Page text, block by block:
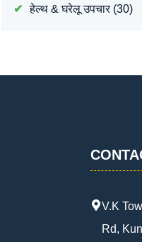
हेल्थ & घरेलू उपचार(30)
V.K
Rd,